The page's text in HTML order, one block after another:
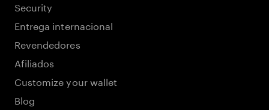
Security
Entrega internacional
Revendedores
Afiliados
Customize your wallet
Blog